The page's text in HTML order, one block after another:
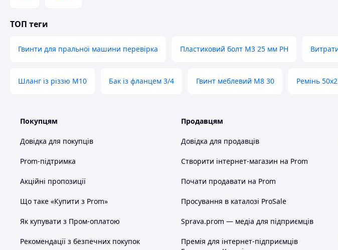
ТОП теги
Гвинти для пральної машини перевірка Пластиковий болт M3 25 мм PH
Шланг із різзю M10 Бак із фланцем 3/4 Гвинт меблевий M8 30 Ремінь
Покупцям
Довідка для покупців
Prom-підтримка
Акційні пропозиції
Що таке «Купити з Prom»
Як купувати з Пром-оплатою
Рекомендації з безпечних покупок
Продавцям
Довідка для продавців
Створити інтернет-магазин на Prom
Почати продавати на Prom
Просування в каталозі ProSale
Sprava.prom — медіа для підприємців
Премія для інтернет-підприємців